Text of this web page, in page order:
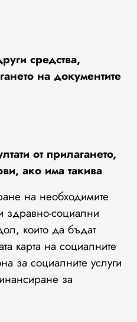
средства,
на документите
от прилагането,
ако има такива
на необходимите
здравно-социални
които да бъдат
карта на социалните
за социалните услуги
за